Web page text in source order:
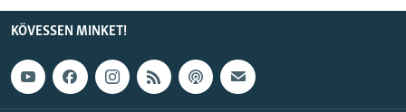
KÖVESSEN MINKET!